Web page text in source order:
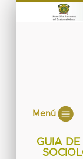
Menú
GUIA